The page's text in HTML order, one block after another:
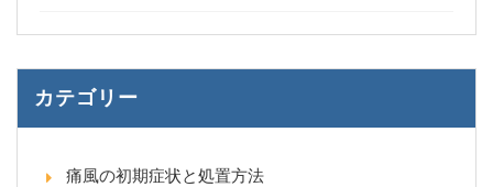
カテゴリー
痛風の初期症状と処置方法